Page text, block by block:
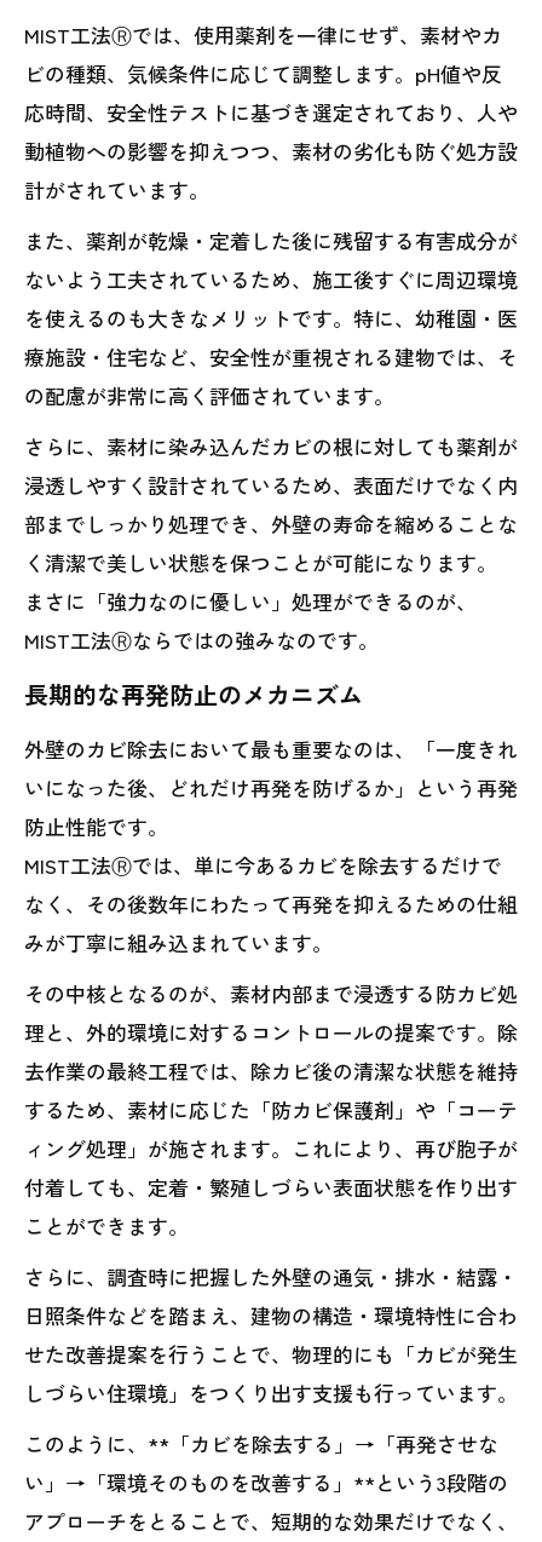
MIST工法Ⓡでは、使用薬剤を一律にせず、素材やカ
ビの種類、気候条件に応じて調整します。pH値や反
応時間、安全性テストに基づき選定されており、人や
動植物への影響を抑えつつ、素材の劣化も防ぐ処方設
計がされています。
また、薬剤が乾燥・定着した後に残留する有害成分が
ないよう工夫されているため、施工後すぐに周辺環境
を使えるのも大きなメリットです。特に、幼稚園・医
療施設・住宅など、安全性が重視される建物では、そ
の配慮が非常に高く評価されています。
さらに、素材に染み込んだカビの根に対しても薬剤が
浸透しやすく設計されているため、表面だけでなく内
部までしっかり処理でき、外壁の寿命を縮めることな
く清潔で美しい状態を保つことが可能になります。
まさに「強力なのに優しい」処理ができるのが、
MIST工法Ⓡならではの強みなのです。
長期的な再発防止のメカニズム
外壁のカビ除去において最も重要なのは、「一度きれ
いになった後、どれだけ再発を防げるか」という再発
防止性能です。
MIST工法Ⓡでは、単に今あるカビを除去するだけで
なく、その後数年にわたって再発を抑えるための仕組
みが丁寧に組み込まれています。
その中核となるのが、素材内部まで浸透する防カビ処
理と、外的環境に対するコントロールの提案です。除
去作業の最終工程では、除カビ後の清潔な状態を維持
するため、素材に応じた「防カビ保護剤」や「コーテ
ィング処理」が施されます。これにより、再び胞子が
付着しても、定着・繁殖しづらい表面状態を作り出す
ことができます。
さらに、調査時に把握した外壁の通気・排水・結露・
日照条件などを踏まえ、建物の構造・環境特性に合わ
せた改善提案を行うことで、物理的にも「カビが発生
しづらい住環境」をつくり出す支援も行っています。
このように、**「カビを除去する」→「再発させな
い」→「環境そのものを改善する」**という3段階の
アプローチをとることで、短期的な効果だけでなく、